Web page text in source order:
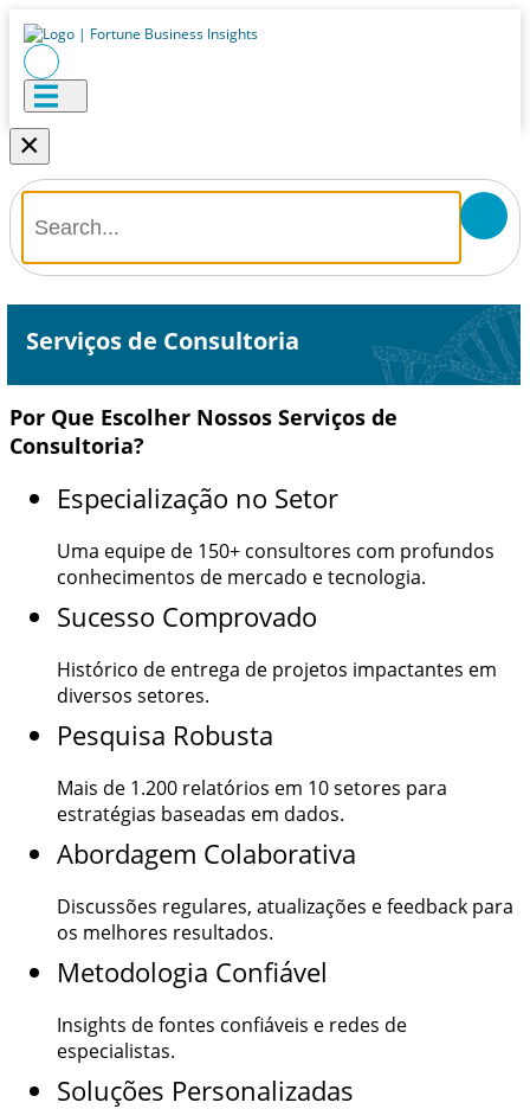
×
Serviços de Consultoria
Por Que Escolher Nossos Serviços de
Consultoria?
Especialização no Setor
Uma equipe de 150+ consultores com profundos
conhecimentos de mercado e tecnologia.
Sucesso Comprovado
Histórico de entrega de projetos impactantes em
diversos setores.
Pesquisa Robusta
Mais de 1.200 relatórios em 10 setores para
estratégias baseadas em dados.
Abordagem Colaborativa
Discussões regulares, atualizações e feedback para
os melhores resultados.
Metodologia Confiável
Insights de fontes confiáveis e redes de
especialistas.
Soluções Personalizadas